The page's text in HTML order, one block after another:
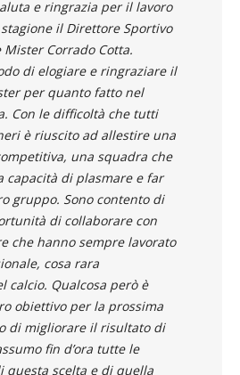
e ringrazia per il lavoro
il Direttore Sportivo
Corrado Cotta.
di elogiare e ringraziare il
per quanto fatto nel
Con le difficoltà che tutti
è riuscito ad allestire una
una squadra che
capacità di plasmare e far
gruppo. Sono contento di
di collaborare con
che hanno sempre lavorato
cosa rara
calcio. Qualcosa però è